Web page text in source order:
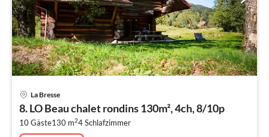
La Bresse
8. LO Beau chalet rondins 130m², 4ch, 8/10p
10 Gäste130 m24Schlafzimmer